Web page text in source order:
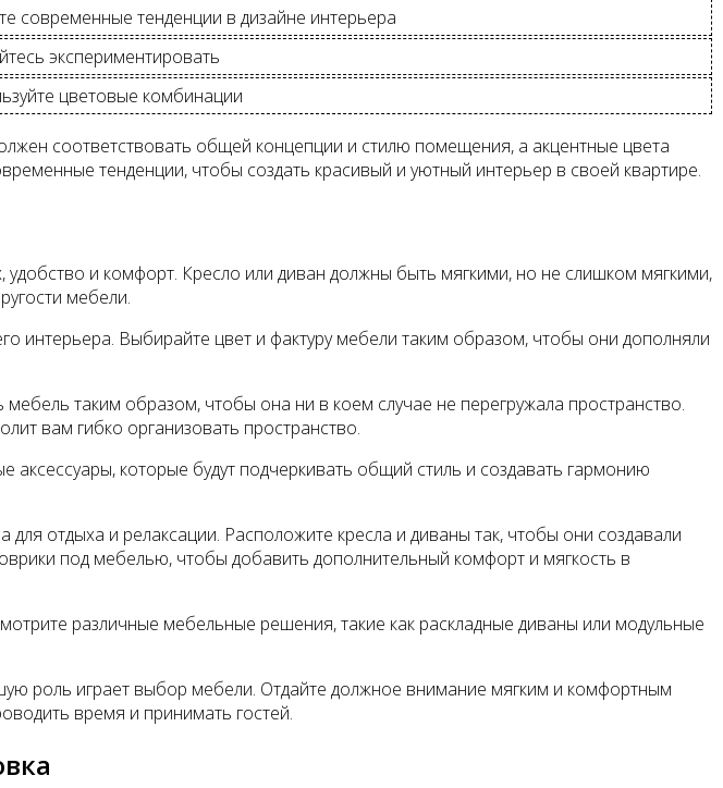
современные тенденции в дизайне интерьера
экспериментировать
цветовые комбинации
соответствовать общей концепции и стилю помещения, а акцентные цвета
тенденции, чтобы создать красивый и уютный интерьер в своей квартире.
и комфорт. Кресло или диван должны быть мягкими, но не слишком мягкими,
мебели.
интерьера. Выбирайте цвет и фактуру мебели таким образом, чтобы они дополняли
таким образом, чтобы она ни в коем случае не перегружала пространство.
вам гибко организовать пространство.
которые будут подчеркивать общий стиль и создавать гармонию
отдыха и релаксации. Расположите кресла и диваны так, чтобы они создавали
под мебелью, чтобы добавить дополнительный комфорт и мягкость в
различные мебельные решения, такие как раскладные диваны или модульные
роль играет выбор мебели. Отдайте должное внимание мягким и комфортным
время и принимать гостей.